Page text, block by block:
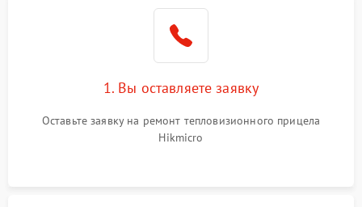
1500 ₽
Неисправность системы
отключения
1. Вы оставляете заявку
Оставьте заявку на ремонт тепловизионного прицела
Hikmicro